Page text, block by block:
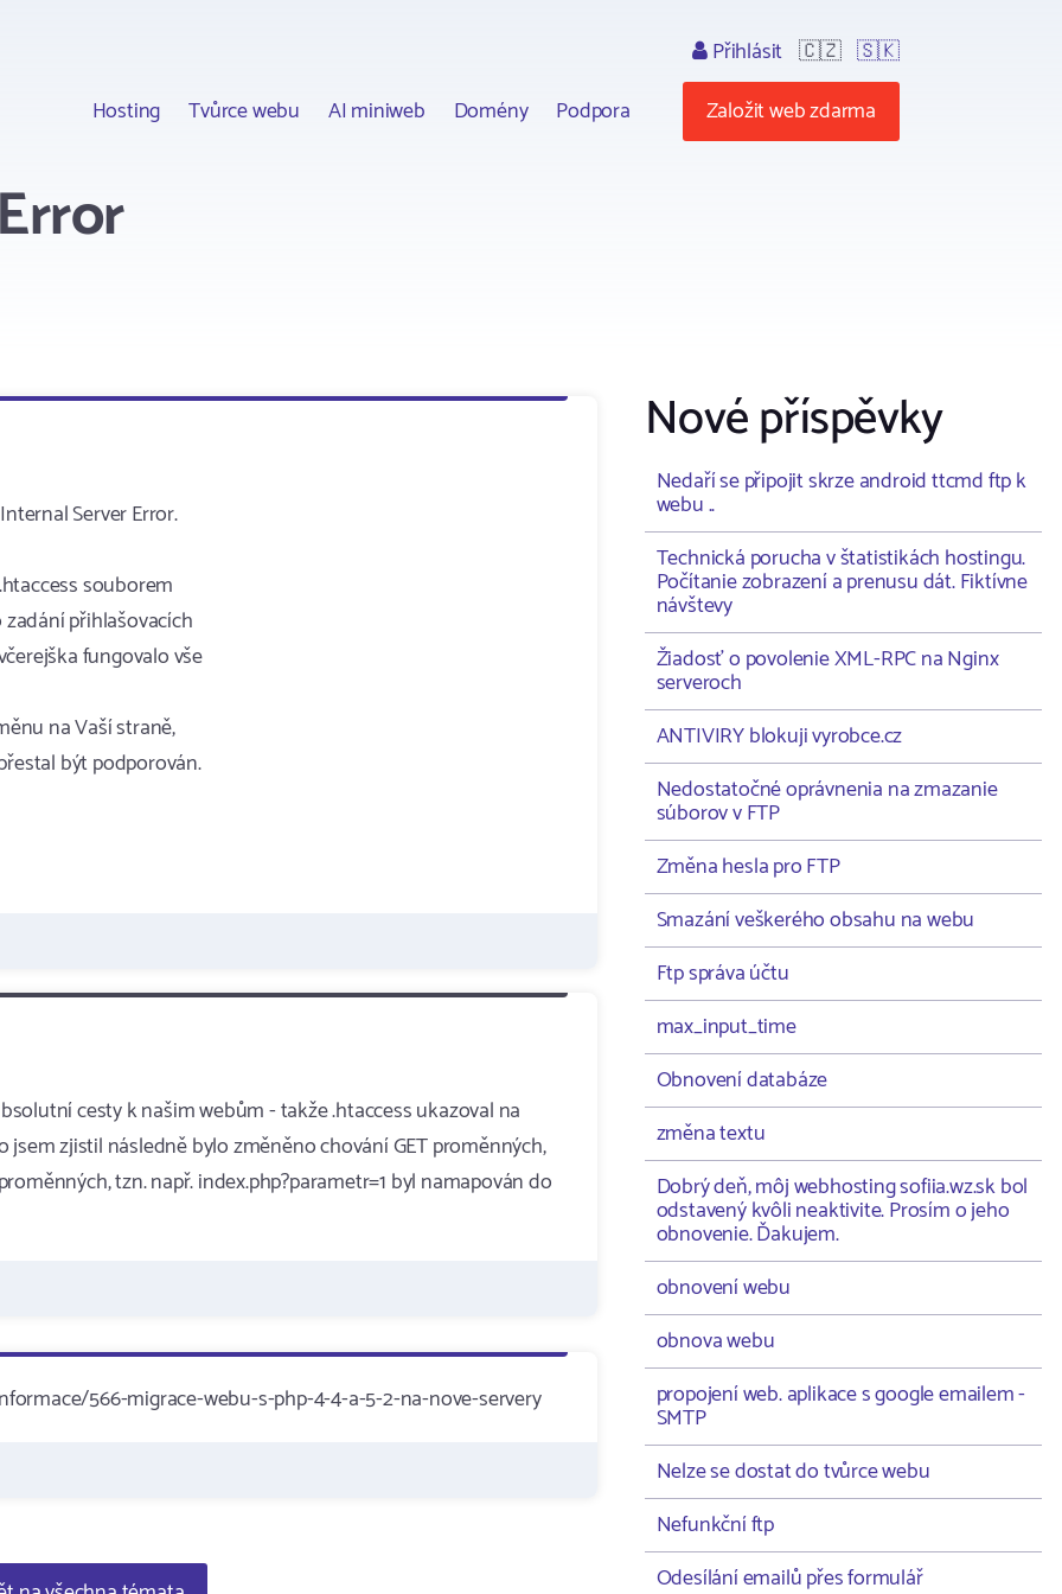
Hosting Tvůrce webu AI miniweb Domény Podpora
Přihlásit 🇨🇿 🇸🇰
Založit web zdarma
Server Error.
souborem
přihlašovacích
fungovalo vše
na Vaší straně,
být podporován.
cesty k našim webům - takže .htaccess ukazoval na
zjistil následně bylo změněno chování GET proměnných,
tzn. např. index.php?parametr=1 byl namapován do
566-migrace-webu-s-php-4-4-a-5-2-na-nove-servery
Nové příspěvky
Nedaří se připojit skrze android ttcmd ftp k
webu ..
Technická porucha v štatistikách hostingu.
Počítanie zobrazení a prenusu dát. Fiktívne
návštevy
Žiadosť o povolenie XML-RPC na Nginx
serveroch
ANTIVIRY blokuji vyrobce.cz
Nedostatočné oprávnenia na zmazanie
súborov v FTP
Změna hesla pro FTP
Smazání veškerého obsahu na webu
Ftp správa účtu
max_input_time
Obnovení databáze
změna textu
Dobrý deň, môj webhosting sofiia.wz.sk bol
odstavený kvôli neaktivite. Prosím o jeho
obnovenie. Ďakujem.
obnovení webu
obnova webu
propojení web. aplikace s google emailem -
SMTP
Nelze se dostat do tvůrce webu
Nefunkční ftp
Odesílání emailů přes formulář